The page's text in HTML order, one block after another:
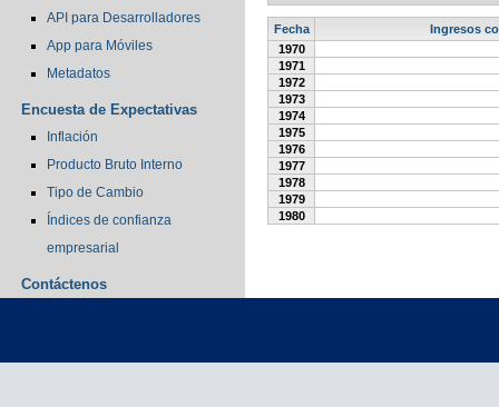
API para Desarrolladores
App para Móviles
Metadatos
Encuesta de Expectativas
Inflación
Producto Bruto Interno
Tipo de Cambio
Índices de confianza
empresarial
Contáctenos
Fecha
Ingresos
1970
1971
1972
1973
1974
1975
1976
1977
1978
1979
1980